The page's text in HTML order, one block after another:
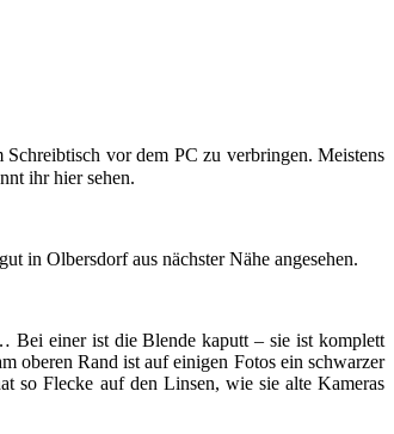
vor dem PC zu verbringen. Meistens
ihr hier sehen.
in Olbersdorf aus nächster Nähe angesehen.
Bei einer ist die Blende kaputt – sie ist komplett
oberen Rand ist auf einigen Fotos ein schwarzer
so Flecke auf den Linsen, wie sie alte Kameras